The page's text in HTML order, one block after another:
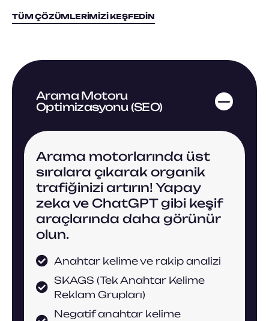
TÜM ÇÖZÜMLERIMIZI KEŞFEDIN
Arama Motoru
Optimizasyonu (SEO)
Arama motorlarında üst
sıralara çıkarak organik
trafiğinizi artırın! Yapay
zeka ve ChatGPT gibi keşif
araçlarında daha görünür
olun.
Anahtar kelime ve rakip analizi
SKAGS (Tek Anahtar Kelime
Reklam Grupları)
Negatif anahtar kelime